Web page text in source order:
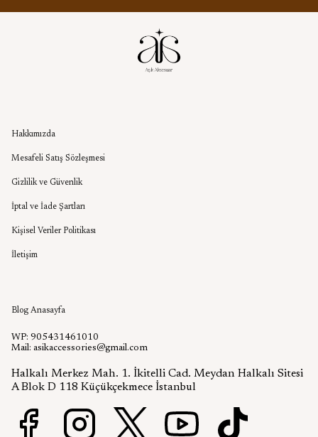
Hakkımızda
Mesafeli Satış Sözleşmesi
Gizlilik ve Güvenlik
İptal ve İade Şartları
Kişisel Veriler Politikası
İletişim
Blog Anasayfa
WP: 905431461010
Mail: asikaccessories@gmail.com
Halkalı Merkez Mah. 1. İkitelli Cad. Meydan Halkalı Sitesi
A Blok D 118 Küçükçekmece İstanbul